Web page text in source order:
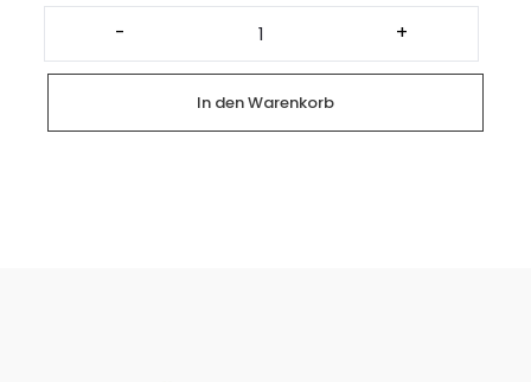
-
20
süße
Fingerfood
im
Glas
Menge
+
In den Warenkorb